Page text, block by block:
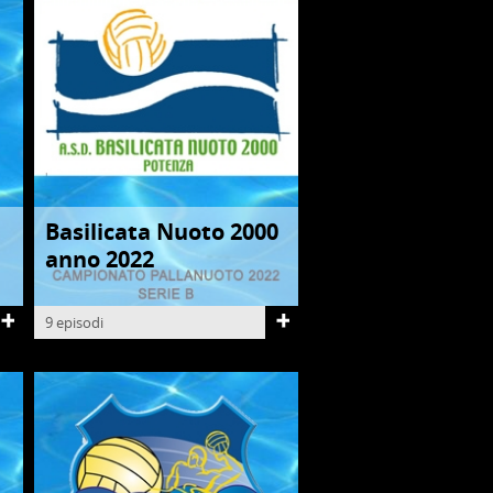
PALLANUOTO
Basilicata Nuoto 2000
anno 2022
9 episodi